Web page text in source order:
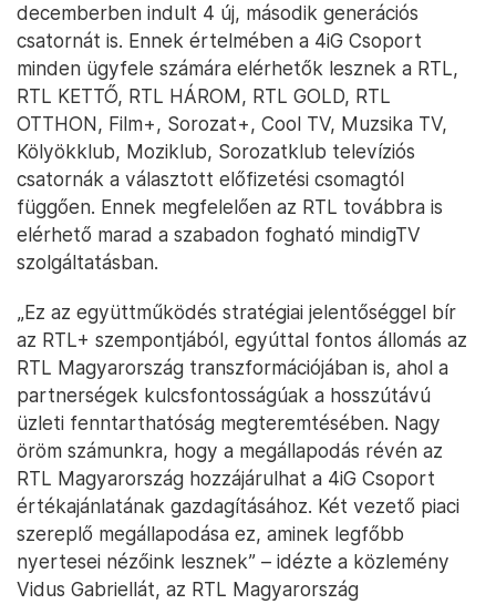
decemberben indult 4 új, második generációs
csatornát is. Ennek értelmében a 4iG Csoport
minden ügyfele számára elérhetők lesznek a RTL,
RTL KETTŐ, RTL HÁROM, RTL GOLD, RTL
OTTHON, Film+, Sorozat+, Cool TV, Muzsika TV,
Kölyökklub, Moziklub, Sorozatklub televíziós
csatornák a választott előfizetési csomagtól
függően. Ennek megfelelően az RTL továbbra is
elérhető marad a szabadon fogható mindigTV
szolgáltatásban.
„Ez az együttműködés stratégiai jelentőséggel bír
az RTL+ szempontjából, egyúttal fontos állomás az
RTL Magyarország transzformációjában is, ahol a
partnerségek kulcsfontosságúak a hosszútávú
üzleti fenntarthatóság megteremtésében. Nagy
öröm számunkra, hogy a megállapodás révén az
RTL Magyarország hozzájárulhat a 4iG Csoport
értékajánlatának gazdagításához. Két vezető piaci
szereplő megállapodása ez, aminek legfőbb
nyertesei nézőink lesznek” – idézte a közlemény
Vidus Gabriellát, az RTL Magyarország